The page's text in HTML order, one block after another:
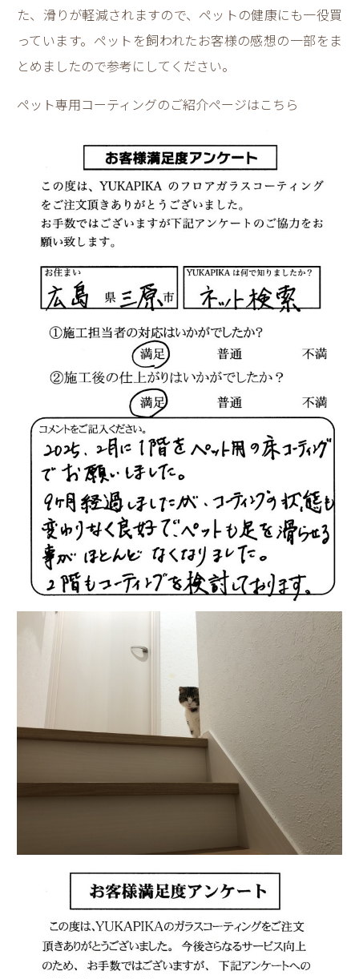
た、滑りが軽減されますので、ペットの健康にも一役買
っています。ペットを飼われたお客様の感想の一部をま
とめましたので参考にしてください。
ペット専用コーティングのご紹介ページはこちら